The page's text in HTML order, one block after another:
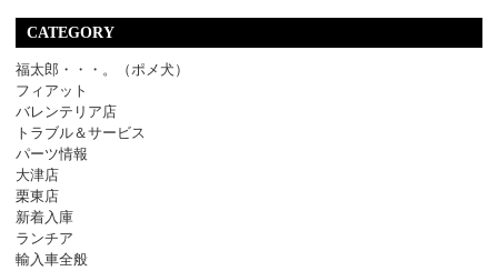
CATEGORY
福太郎・・・。（ポメ犬）
フィアット
バレンテリア店
トラブル＆サービス
パーツ情報
大津店
栗東店
新着入庫
ランチア
輸入車全般